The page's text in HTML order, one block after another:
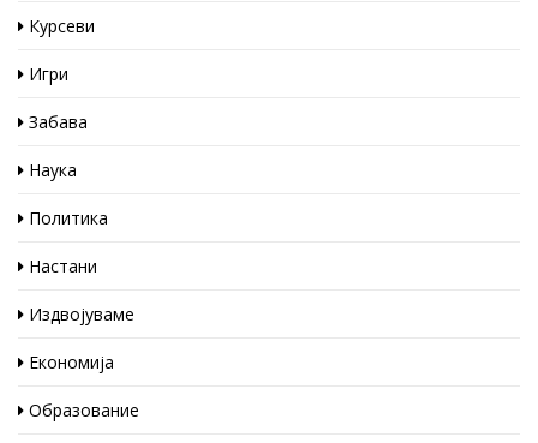
Курсеви
Игри
Забава
Наука
Политика
Настани
Издвојуваме
Економија
Образование